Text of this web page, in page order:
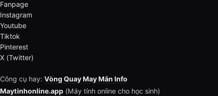
Fanpage
Instagram
Youtube
Tiktok
Pinterest
X (Twitter)
Công cụ hay: Vòng Quay May Mắn Info
Maytinhonline.app (Máy tính online cho học sinh)